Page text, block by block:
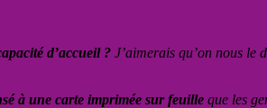
d’accueil ? J’aimerais qu’on nous le
à une carte imprimée sur feuille que les